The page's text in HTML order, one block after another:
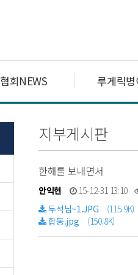
협회NEWS 루게릭
지부게시판
한해를 보내면서
안익현
15-12-31 13:10
두석님~1.JPG
(115.9K)
합동.jpg
(150.8K)